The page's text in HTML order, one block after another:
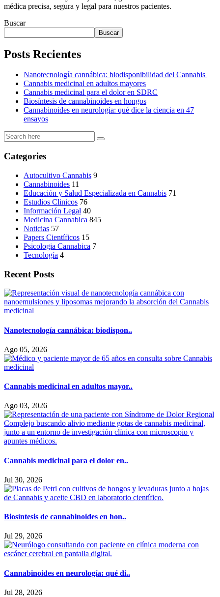
médica precisa, segura y legal para nuestros pacientes.
Buscar
Buscar
Posts Recientes
Nanotecnología cannábica: biodisponibilidad del Cannabis
Cannabis medicinal en adultos mayores
Cannabis medicinal para el dolor en SDRC
Biosíntesis de cannabinoides en hongos
Cannabinoides en neurología: qué dice la ciencia en 47
ensayos
Categories
Autocultivo Cannabis 9
Cannabinoides 11
Educación y Salud Especializada en Cannabis 71
Estudios Clinicos 76
Información Legal 40
Medicina Cannabica 845
Noticias 57
Papers Científicos 15
Psicologia Cannabica 7
Tecnología 4
Recent Posts
Nanotecnología cannábica: biodispon..
Ago 05, 2026
Cannabis medicinal en adultos mayor..
Ago 03, 2026
Cannabis medicinal para el dolor en..
Jul 30, 2026
Biosíntesis de cannabinoides en hon..
Jul 29, 2026
Cannabinoides en neurología: qué di..
Jul 28, 2026